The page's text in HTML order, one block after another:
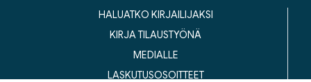
HALUATKO KIRJAILIJAKSI
KIRJA TILAUSTYÖNÄ
MEDIALLE
LASKUTUSOSOITTEET